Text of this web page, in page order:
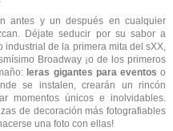
antes y un después en cualquier
Déjate seducir por su sabor a
industrial de la primera mita del sXX,
Broadway ¡o de los primeros
leras gigantes para eventos o
se instalen, crearán un rincón
momentos únicos e inolvidables.
de decoración más fotografiables
una foto con ellas!